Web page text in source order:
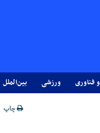
فناوری ورزشی بین‌الملل
چاپ